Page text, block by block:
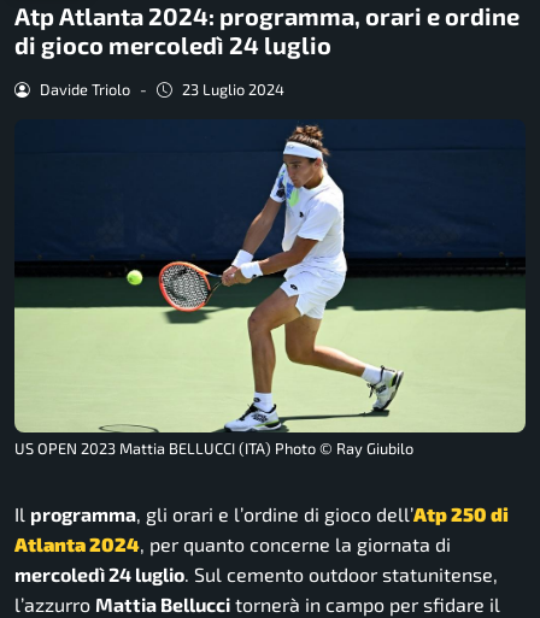
Atp Atlanta 2024: programma, orari e ordine
di gioco mercoledì 24 luglio
Davide Triolo - 23 Luglio 2024
US OPEN 2023 Mattia BELLUCCI (ITA) Photo © Ray Giubilo
Il programma, gli orari e l’ordine di gioco dell’Atp 250 di
Atlanta 2024, per quanto concerne la giornata di
mercoledì 24 luglio. Sul cemento outdoor statunitense,
l’azzurro Mattia Bellucci tornerà in campo per sfidare il